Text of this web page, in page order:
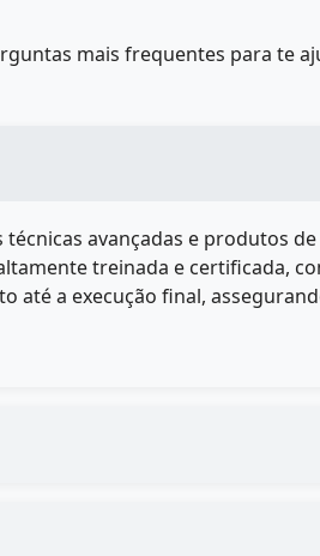
mais frequentes para te
avançadas e produtos de
treinada e certificada,
até a execução final,